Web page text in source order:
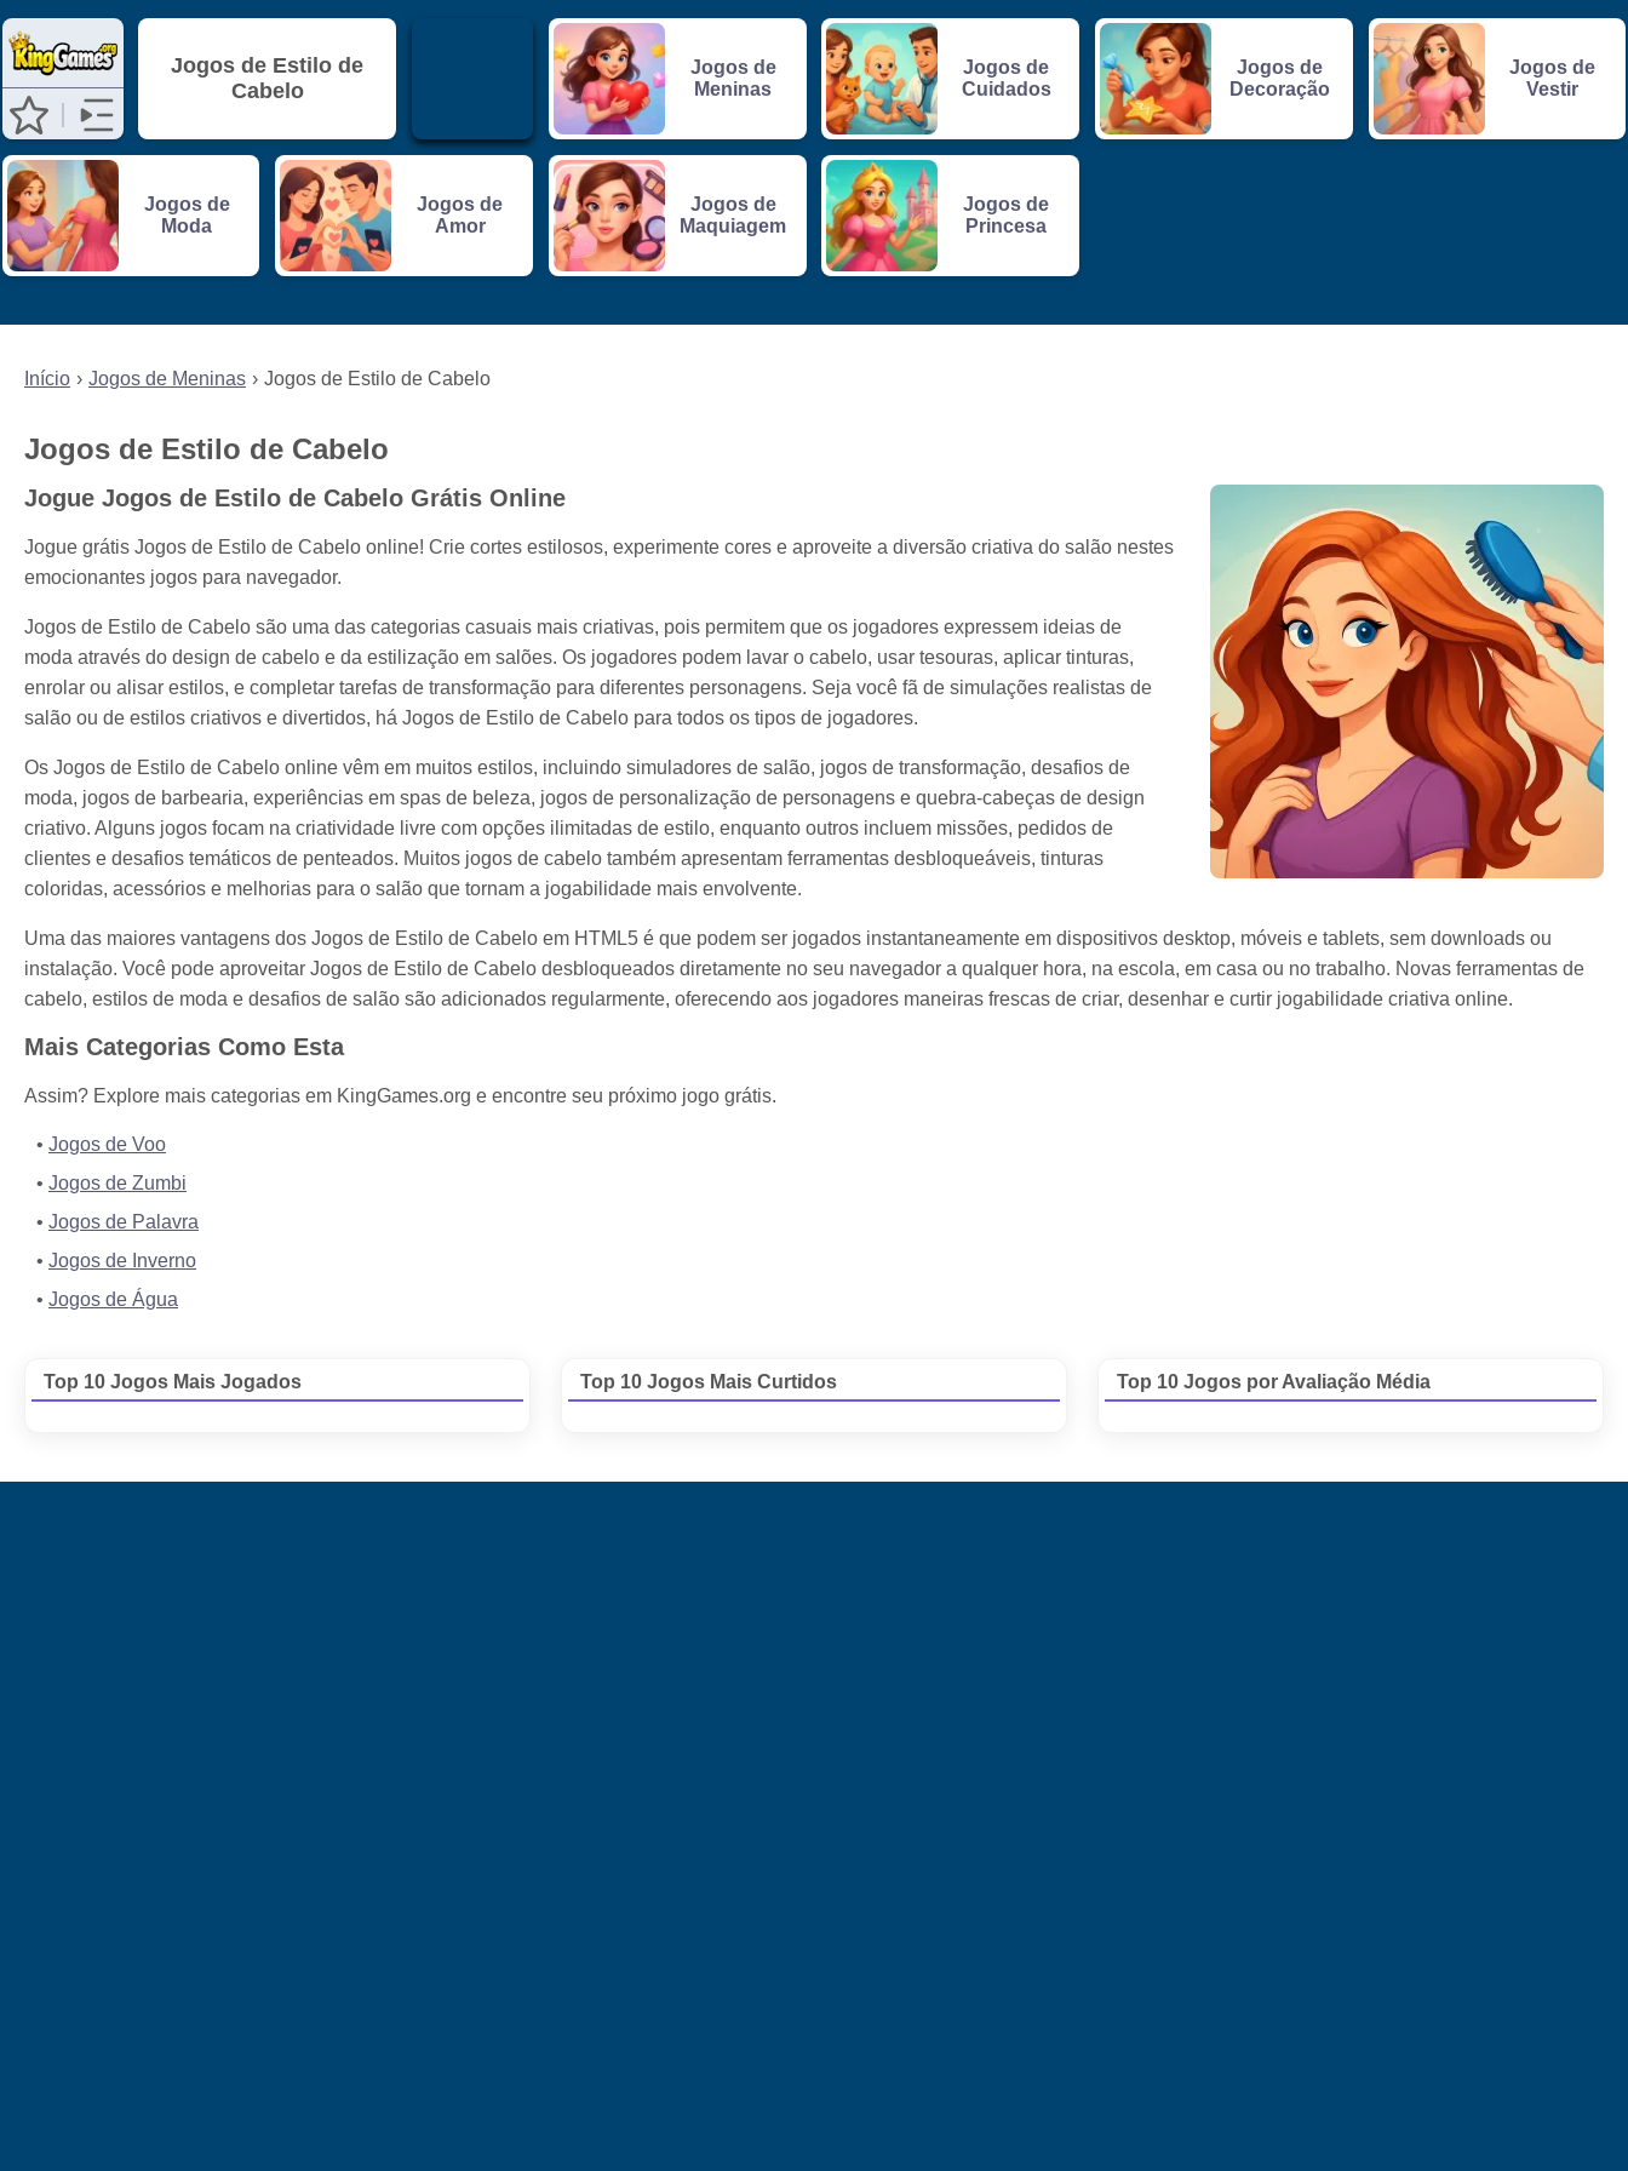
Início Jogos de Meninas Jogos de Estilo de Cabelo
Jogos de Estilo de Cabelo
Jogue Jogos de Estilo de Cabelo Grátis Online
Jogue grátis Jogos de Estilo de Cabelo online! Crie cortes estilosos, experimente cores e aproveite a diversão criativa do salão nestes
emocionantes jogos para navegador.
Jogos de Estilo de Cabelo são uma das categorias casuais mais criativas, pois permitem que os jogadores expressem ideias de
moda através do design de cabelo e da estilização em salões. Os jogadores podem lavar o cabelo, usar tesouras, aplicar tinturas,
enrolar ou alisar estilos, e completar tarefas de transformação para diferentes personagens. Seja você fã de simulações realistas de
salão ou de estilos criativos e divertidos, há Jogos de Estilo de Cabelo para todos os tipos de jogadores.
Os Jogos de Estilo de Cabelo online vêm em muitos estilos, incluindo simuladores de salão, jogos de transformação, desafios de
moda, jogos de barbearia, experiências em spas de beleza, jogos de personalização de personagens e quebra-cabeças de design
criativo. Alguns jogos focam na criatividade livre com opções ilimitadas de estilo, enquanto outros incluem missões, pedidos de
clientes e desafios temáticos de penteados. Muitos jogos de cabelo também apresentam ferramentas desbloqueáveis, tinturas
coloridas, acessórios e melhorias para o salão que tornam a jogabilidade mais envolvente.
Uma das maiores vantagens dos Jogos de Estilo de Cabelo em HTML5 é que podem ser jogados instantaneamente em dispositivos desktop, móveis e tablets, sem downloads ou
instalação. Você pode aproveitar Jogos de Estilo de Cabelo desbloqueados diretamente no seu navegador a qualquer hora, na escola, em casa ou no trabalho. Novas ferramentas de
cabelo, estilos de moda e desafios de salão são adicionados regularmente, oferecendo aos jogadores maneiras frescas de criar, desenhar e curtir jogabilidade criativa online.
Mais Categorias Como Esta
Assim? Explore mais categorias em KingGames.org e encontre seu próximo jogo grátis.
Jogos de Voo
Jogos de Zumbi
Jogos de Palavra
Jogos de Inverno
Jogos de Água
Top 10 Jogos Mais Jogados Top 10 Jogos Mais Curtidos Top 10 Jogos por Avaliação Média
Jogos de Estilo de
Cabelo
Jogos de
Meninas
Jogos de
Cuidados
Jogos de
Decoração
Jogos de
Vestir
Jogos de
Moda
Jogos de
Amor
Jogos de
Maquiagem
Jogos de
Princesa